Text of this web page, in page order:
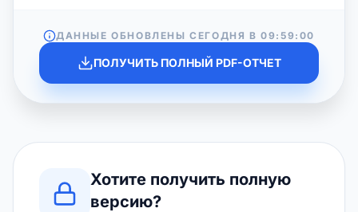
ДАННЫЕ ОБНОВЛЕНЫ СЕГОДНЯ В09:59:00
ПОЛУЧИТЬ ПОЛНЫЙ PDF-ОТЧЕТ
Хотите получить полную
версию?